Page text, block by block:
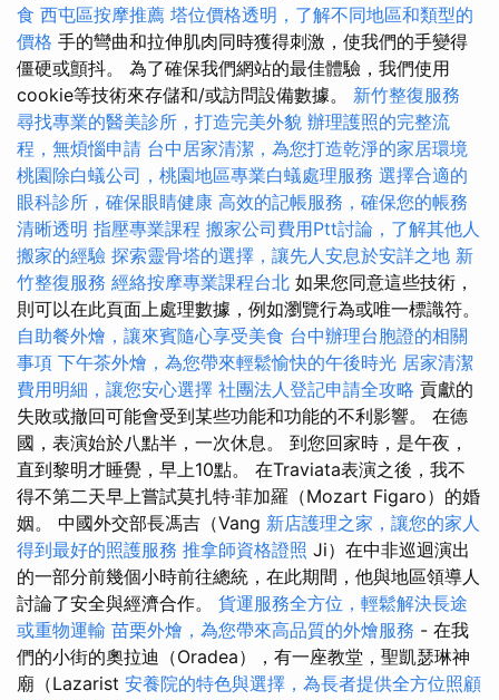
食 西屯區按摩推薦 塔位價格透明，了解不同地區和類型的
價格 手的彎曲和拉伸肌肉同時獲得刺激，使我們的手變得
僵硬或顫抖。 為了確保我們網站的最佳體驗，我們使用
cookie等技術來存儲和/或訪問設備數據。 新竹整復服務
尋找專業的醫美診所，打造完美外貌 辦理護照的完整流
程，無煩惱申請 台中居家清潔，為您打造乾淨的家居環境
桃園除白蟻公司，桃園地區專業白蟻處理服務 選擇合適的
眼科診所，確保眼睛健康 高效的記帳服務，確保您的帳務
清晰透明 指壓專業課程 搬家公司費用Ptt討論，了解其他人
搬家的經驗 探索靈骨塔的選擇，讓先人安息於安詳之地 新
竹整復服務 經絡按摩專業課程台北 如果您同意這些技術，
則可以在此頁面上處理數據，例如瀏覽行為或唯一標識符。
自助餐外燴，讓來賓隨心享受美食 台中辦理台胞證的相關
事項 下午茶外燴，為您帶來輕鬆愉快的午後時光 居家清潔
費用明細，讓您安心選擇 社團法人登記申請全攻略 貢獻的
失敗或撤回可能會受到某些功能和功能的不利影響。 在德
國，表演始於八點半，一次休息。 到您回家時，是午夜，
直到黎明才睡覺，早上10點。 在Traviata表演之後，我不
得不第二天早上嘗試莫扎特·菲加羅（Mozart Figaro）的婚
姻。 中國外交部長馮吉（Vang 新店護理之家，讓您的家人
得到最好的照護服務 推拿師資格證照 Ji）在中非巡迴演出
的一部分前幾個小時前往總統，在此期間，他與地區領導人
討論了安全與經濟合作。 貨運服務全方位，輕鬆解決長途
或重物運輸 苗栗外燴，為您帶來高品質的外燴服務 - 在我
們的小街的奧拉迪（Oradea），有一座教堂，聖凱瑟琳神
廟（Lazarist 安養院的特色與選擇，為長者提供全方位照顧